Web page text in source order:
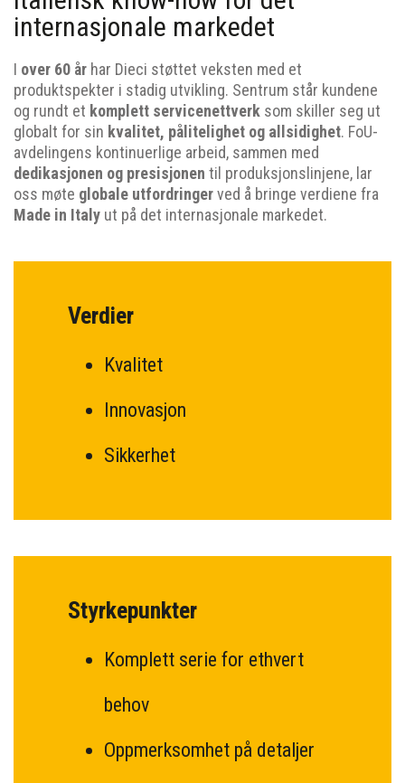
internasjonale markedet
I over 60 år har Dieci støttet veksten med et
produktspekter i stadig utvikling. Sentrum står kundene
og rundt et komplett servicenettverk som skiller seg ut
globalt for sin kvalitet, pålitelighet og allsidighet. FoU-
avdelingens kontinuerlige arbeid, sammen med
dedikasjonen og presisjonen til produksjonslinjene, lar
oss møte globale utfordringerved å bringe verdiene fra
Made in Italy ut på det internasjonale markedet.
Verdier
Kvalitet
Innovasjon
Sikkerhet
Styrkepunkter
Komplett serie for ethvert
behov
Oppmerksomhet på detaljer